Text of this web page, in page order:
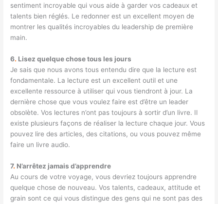
sentiment incroyable qui vous aide à garder vos cadeaux et
talents bien réglés. Le redonner est un excellent moyen de
montrer les qualités incroyables du leadership de première
main.
6. Lisez quelque chose tous les jours
Je sais que nous avons tous entendu dire que la lecture est
fondamentale. La lecture est un excellent outil et une
excellente ressource à utiliser qui vous tiendront à jour. La
dernière chose que vous voulez faire est d’être un leader
obsolète. Vos lectures n’ont pas toujours à sortir d’un livre. Il
existe plusieurs façons de réaliser la lecture chaque jour. Vous
pouvez lire des articles, des citations, ou vous pouvez même
faire un livre audio.
7. N’arrêtez jamais d’apprendre
Au cours de votre voyage, vous devriez toujours apprendre
quelque chose de nouveau. Vos talents, cadeaux, attitude et
grain sont ce qui vous distingue des gens qui ne sont pas des